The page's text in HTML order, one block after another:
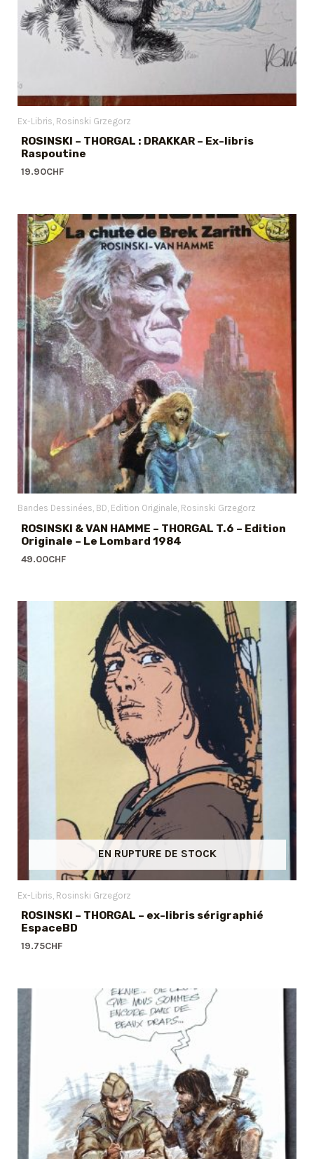
Ex-Libris Rosinski Grzegorz
ROSINSKI – THORGAL : DRAKKAR – Ex-libris
Raspoutine
19.90CHF
Bandes Dessinées BD Edition Originale Rosinski Grzegorz
ROSINSKI & VAN HAMME – THORGAL T.6 – Edition
Originale – Le Lombard 1984
49.00CHF
EN RUPTURE DE STOCK
Ex-Libris Rosinski Grzegorz
ROSINSKI – THORGAL – ex-libris sérigraphié
EspaceBD
19.75CHF